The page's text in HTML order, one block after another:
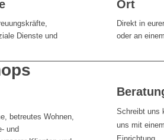
Dienste und
Ort
Direkt in
oder an
betreutes Wohnen,
und
Schreibt uns
uns mit